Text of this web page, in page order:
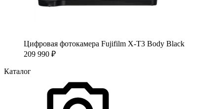
Цифровая фотокамера Fujifilm X-T3 Body Black
209 990 ₽
Каталог